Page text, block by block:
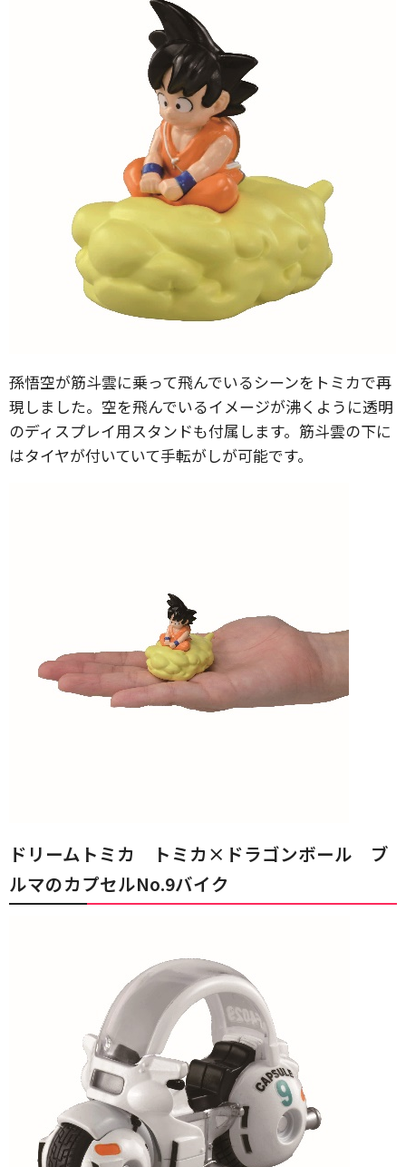
孫悟空が筋斗雲に乗って飛んでいるシーンをトミカで再
現しました。空を飛んでいるイメージが沸くように透明
のディスプレイ用スタンドも付属します。筋斗雲の下に
はタイヤが付いていて手転がしが可能です。
ドリームトミカ トミカ×ドラゴンボール ブ
ルマのカプセルNo.9バイク